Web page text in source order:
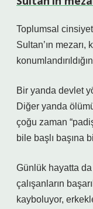
Toplumsal
Sultan’ın mezarı,
Bir yanda devlet
Diğer yanda
çoğu zaman
bile başlı başına
Günlük hayatta
çalışanların
kayboluyor,